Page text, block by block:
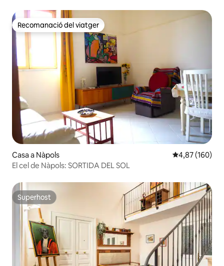
Recomanació del viatger
Recomanació del viatger
Casa a Nàpols 4,87 de
4,87 (160)
El cel de Nàpols: SORTIDA DEL SOL
Superhost
Superhost